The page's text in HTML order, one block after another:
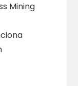
Mining